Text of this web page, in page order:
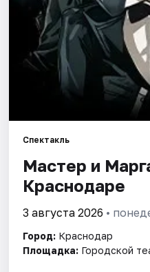
Города
Площадки
Спектакль
Мастер и
Краснодаре
3 августа 2026 •
Город: Краснодар
Площадка: Городской